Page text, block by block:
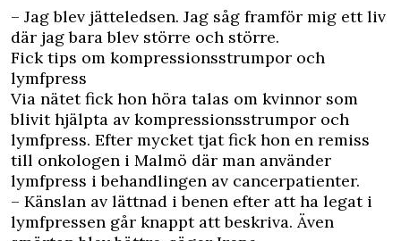
– Jag blev jätteledsen. Jag såg framför mig ett liv
där jag bara blev större och större.
Fick tips om kompressionsstrumpor och
lymfpress
Via nätet fick hon höra talas om kvinnor som
blivit hjälpta av kompressionsstrumpor och
lymfpress. Efter mycket tjat fick hon en remiss
till onkologen i Malmö där man använder
lymfpress i behandlingen av cancerpatienter.
– Känslan av lättnad i benen efter att ha legat i
lymfpressen går knappt att beskriva. Även